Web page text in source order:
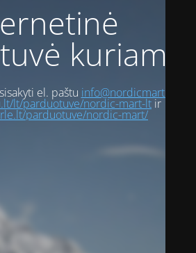
kuriama
el. paštu info@nordicmart.com
lt/parduotuve/nordic-mart-ltir
parduotuve/nordic-mart/